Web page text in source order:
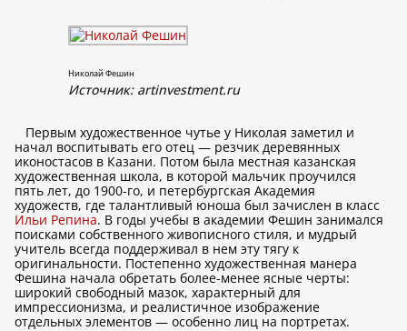
Николай Фешин
Источник: artinvestment.ru
Первым художественное чутье у Николая заметил и
начал воспитывать его отец — резчик деревянных
иконостасов в Казани. Потом была местная казанская
художественная школа, в которой мальчик проучился
пять лет, до 1900-го, и петербургская Академия
художеств, где талантливый юноша был зачислен в класс
Ильи Репина. В годы учебы в академии Фешин занимался
поисками собственного живописного стиля, и мудрый
учитель всегда поддерживал в нем эту тягу к
оригинальности. Постепенно художественная манера
Фешина начала обретать более-менее ясные черты:
широкий свободный мазок, характерный для
импрессионизма, и реалистичное изображение
отдельных элементов — особенно лиц на портретах.